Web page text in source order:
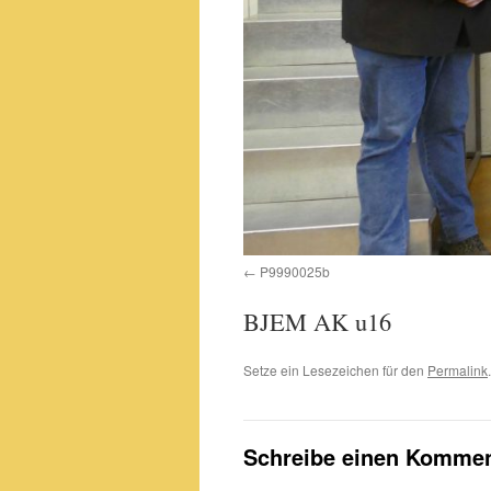
P9990025b
BJEM AK u16
Setze ein Lesezeichen für den Permalink.
Schreibe einen